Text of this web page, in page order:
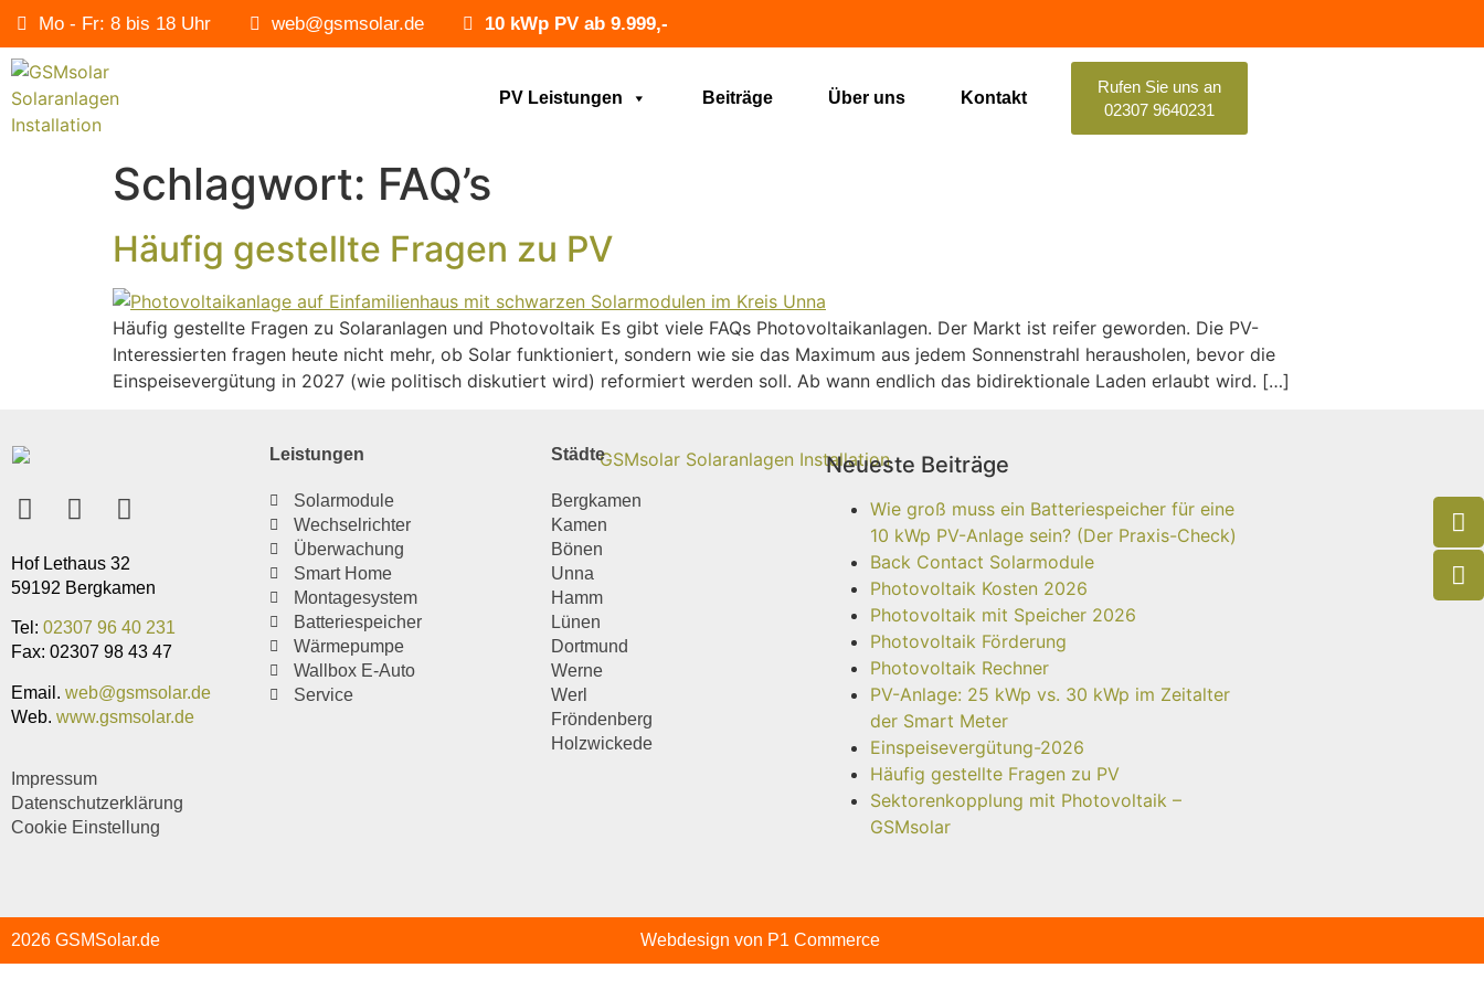
Mo - Fr: 8 bis 18 Uhr web@gsmsolar.de 10 kWp PV ab 9.999,-
PV Leistungen Beiträge Über uns Kontakt
Rufen Sie uns an
02307 9640231
Schlagwort: FAQ’s
Häufig gestellte Fragen zu PV
Häufig gestellte Fragen zu Solaranlagen und Photovoltaik Es gibt viele FAQs Photovoltaikanlagen. Der Markt ist reifer geworden. Die PV-
Interessierten fragen heute nicht mehr, ob Solar funktioniert, sondern wie sie das Maximum aus jedem Sonnenstrahl herausholen, bevor die
Einspeisevergütung in 2027 (wie politisch diskutiert wird) reformiert werden soll. Ab wann endlich das bidirektionale Laden erlaubt wird. […]
Hof Lethaus 32
59192 Bergkamen
Tel: 02307 96 40 231
Fax: 02307 98 43 47
Email. web@gsmsolar.de
Web. www.gsmsolar.de
Impressum
Datenschutzerklärung
Cookie Einstellung
Leistungen
Solarmodule
Wechselrichter
Überwachung
Smart Home
Montagesystem
Batteriespeicher
Wärmepumpe
Wallbox E-Auto
Service
Städte
Bergkamen
Kamen
Bönen
Unna
Hamm
Lünen
Dortmund
Werne
Werl
Fröndenberg
Holzwickede
Neueste Beiträge
Wie groß muss ein Batteriespeicher für eine
10 kWp PV-Anlage sein? (Der Praxis-Check)
Back Contact Solarmodule
Photovoltaik Kosten 2026
Photovoltaik mit Speicher 2026
Photovoltaik Förderung
Photovoltaik Rechner
PV-Anlage: 25 kWp vs. 30 kWp im Zeitalter
der Smart Meter
Einspeisevergütung-2026
Häufig gestellte Fragen zu PV
Sektorenkopplung mit Photovoltaik –
GSMsolar
2026 GSMSolar.de Webdesign von P1 Commerce